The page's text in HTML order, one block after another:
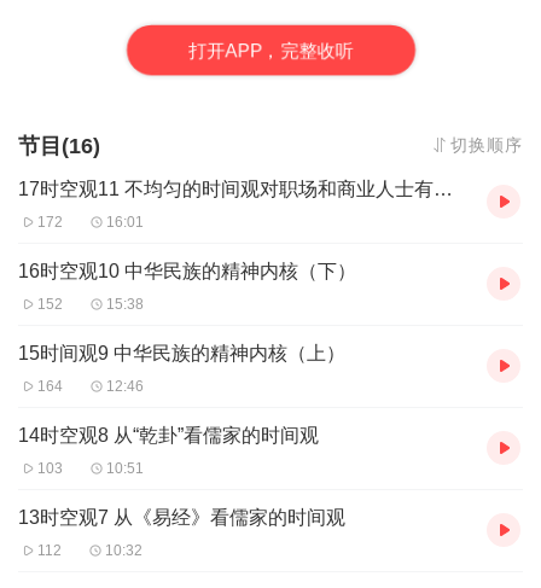
打开APP，完整收听
节目(16) 切换顺序
17时空观11 不均匀的时间观对职场和商业人士有什么用？一
172 16:01
16时空观10 中华民族的精神内核（下）
152 15:38
15时间观9 中华民族的精神内核（上）
164 12:46
14时空观8 从“乾卦”看儒家的时间观
103 10:51
13时空观7 从《易经》看儒家的时间观
112 10:32